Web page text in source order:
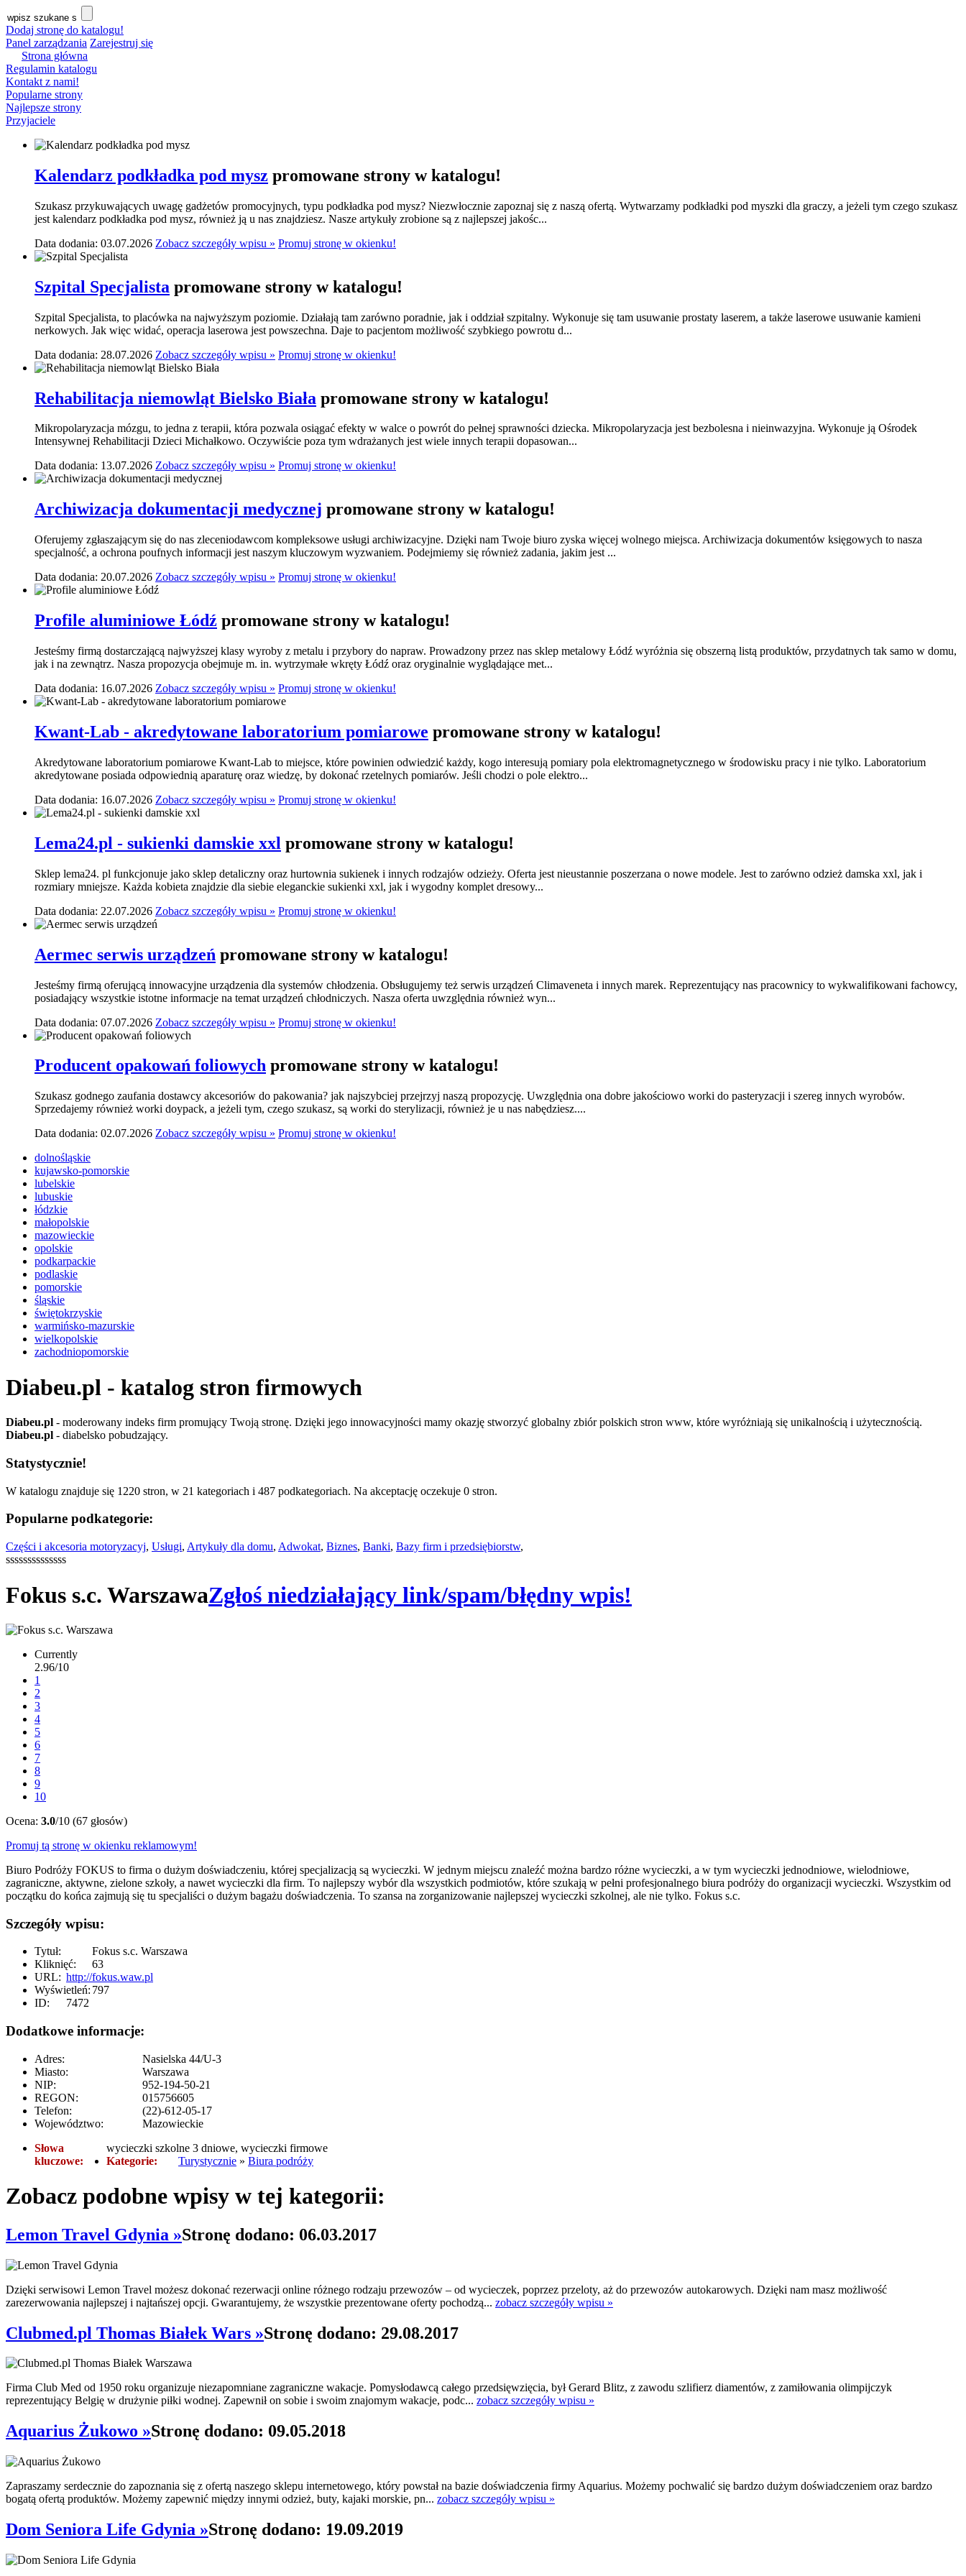
Dodaj stronę do katalogu!
Panel zarządzania Zarejestruj się
Strona główna
Regulamin katalogu
Kontakt z nami!
Popularne strony
Najlepsze strony
Przyjaciele
Kalendarz podkładka pod mysz promowane strony w katalogu!
Szukasz przykuwających uwagę gadżetów promocyjnych, typu podkładka pod mysz? Niezwłocznie zapoznaj się z naszą ofertą. Wytwarzamy podkładki pod myszki dla graczy, a jeżeli tym czego szukasz
jest kalendarz podkładka pod mysz, również ją u nas znajdziesz. Nasze artykuły zrobione są z najlepszej jakośc...
Data dodania: 03.07.2026 Zobacz szczegóły wpisu » Promuj stronę w okienku!
Szpital Specjalista promowane strony w katalogu!
Szpital Specjalista, to placówka na najwyższym poziomie. Działają tam zarówno poradnie, jak i oddział szpitalny. Wykonuje się tam usuwanie prostaty laserem, a także laserowe usuwanie kamieni
nerkowych. Jak więc widać, operacja laserowa jest powszechna. Daje to pacjentom możliwość szybkiego powrotu d...
Data dodania: 28.07.2026 Zobacz szczegóły wpisu » Promuj stronę w okienku!
Rehabilitacja niemowląt Bielsko Biała promowane strony w katalogu!
Mikropolaryzacja mózgu, to jedna z terapii, która pozwala osiągać efekty w walce o powrót do pełnej sprawności dziecka. Mikropolaryzacja jest bezbolesna i nieinwazyjna. Wykonuje ją Ośrodek
Intensywnej Rehabilitacji Dzieci Michałkowo. Oczywiście poza tym wdrażanych jest wiele innych terapii dopasowan...
Data dodania: 13.07.2026 Zobacz szczegóły wpisu » Promuj stronę w okienku!
Archiwizacja dokumentacji medycznej promowane strony w katalogu!
Oferujemy zgłaszającym się do nas zleceniodawcom kompleksowe usługi archiwizacyjne. Dzięki nam Twoje biuro zyska więcej wolnego miejsca. Archiwizacja dokumentów księgowych to nasza
specjalność, a ochrona poufnych informacji jest naszym kluczowym wyzwaniem. Podejmiemy się również zadania, jakim jest ...
Data dodania: 20.07.2026 Zobacz szczegóły wpisu » Promuj stronę w okienku!
Profile aluminiowe Łódź promowane strony w katalogu!
Jesteśmy firmą dostarczającą najwyższej klasy wyroby z metalu i przybory do napraw. Prowadzony przez nas sklep metalowy Łódź wyróżnia się obszerną listą produktów, przydatnych tak samo w domu,
jak i na zewnątrz. Nasza propozycja obejmuje m. in. wytrzymałe wkręty Łódź oraz oryginalnie wyglądające met...
Data dodania: 16.07.2026 Zobacz szczegóły wpisu » Promuj stronę w okienku!
Kwant-Lab - akredytowane laboratorium pomiarowe promowane strony w katalogu!
Akredytowane laboratorium pomiarowe Kwant-Lab to miejsce, które powinien odwiedzić każdy, kogo interesują pomiary pola elektromagnetycznego w środowisku pracy i nie tylko. Laboratorium
akredytowane posiada odpowiednią aparaturę oraz wiedzę, by dokonać rzetelnych pomiarów. Jeśli chodzi o pole elektro...
Data dodania: 16.07.2026 Zobacz szczegóły wpisu » Promuj stronę w okienku!
Lema24.pl - sukienki damskie xxl promowane strony w katalogu!
Sklep lema24. pl funkcjonuje jako sklep detaliczny oraz hurtownia sukienek i innych rodzajów odzieży. Oferta jest nieustannie poszerzana o nowe modele. Jest to zarówno odzież damska xxl, jak i
rozmiary mniejsze. Każda kobieta znajdzie dla siebie eleganckie sukienki xxl, jak i wygodny komplet dresowy...
Data dodania: 22.07.2026 Zobacz szczegóły wpisu » Promuj stronę w okienku!
Aermec serwis urządzeń promowane strony w katalogu!
Jesteśmy firmą oferującą innowacyjne urządzenia dla systemów chłodzenia. Obsługujemy też serwis urządzeń Climaveneta i innych marek. Reprezentujący nas pracownicy to wykwalifikowani fachowcy,
posiadający wszystkie istotne informacje na temat urządzeń chłodniczych. Nasza oferta uwzględnia również wyn...
Data dodania: 07.07.2026 Zobacz szczegóły wpisu » Promuj stronę w okienku!
Producent opakowań foliowych promowane strony w katalogu!
Szukasz godnego zaufania dostawcy akcesoriów do pakowania? jak najszybciej przejrzyj naszą propozycję. Uwzględnia ona dobre jakościowo worki do pasteryzacji i szereg innych wyrobów.
Sprzedajemy również worki doypack, a jeżeli tym, czego szukasz, są worki do sterylizacji, również je u nas nabędziesz....
Data dodania: 02.07.2026 Zobacz szczegóły wpisu » Promuj stronę w okienku!
dolnośląskie
kujawsko-pomorskie
lubelskie
lubuskie
łódzkie
małopolskie
mazowieckie
opolskie
podkarpackie
podlaskie
pomorskie
śląskie
świętokrzyskie
warmińsko-mazurskie
wielkopolskie
zachodniopomorskie
Diabeu.pl - katalog stron firmowych
Diabeu.pl - moderowany indeks firm promujący Twoją stronę. Dzięki jego innowacyjności mamy okazję stworzyć globalny zbiór polskich stron www, które wyróżniają się unikalnością i użytecznością.
Diabeu.pl - diabelsko pobudzający.
Statystycznie!
W katalogu znajduje się 1220 stron, w 21 kategoriach i 487 podkategoriach. Na akceptację oczekuje 0 stron.
Popularne podkategorie:
Części i akcesoria motoryzacyj, Usługi, Artykuły dla domu, Adwokat, Biznes, Banki, Bazy firm i przedsiębiorstw,
ssssssssssssss
Fokus s.c. WarszawaZgłoś niedziałający link/spam/błędny wpis!
Currently
2.96/10
1
2
3
4
5
6
7
8
9
10
Ocena: 3.0/10 (67 głosów)
Promuj tą stronę w okienku reklamowym!
Biuro Podróży FOKUS to firma o dużym doświadczeniu, której specjalizacją są wycieczki. W jednym miejscu znaleźć można bardzo różne wycieczki, a w tym wycieczki jednodniowe, wielodniowe,
zagraniczne, aktywne, zielone szkoły, a nawet wycieczki dla firm. To najlepszy wybór dla wszystkich podmiotów, które szukają w pełni profesjonalnego biura podróży do organizacji wycieczki. Wszystkim od
początku do końca zajmują się tu specjaliści o dużym bagażu doświadczenia. To szansa na zorganizowanie najlepszej wycieczki szkolnej, ale nie tylko. Fokus s.c.
Szczegóły wpisu:
Tytuł:
Fokus s.c. Warszawa
Kliknięć:
63
URL: http://fokus.waw.pl
Wyświetleń: 797
ID:
7472
Dodatkowe informacje:
Adres:
Nasielska 44/U-3
Miasto:
Warszawa
NIP:
952-194-50-21
REGON:
015756605
Telefon:
(22)-612-05-17
Województwo:
Mazowieckie
Słowa
kluczowe:
wycieczki szkolne 3 dniowe, wycieczki firmowe
Kategorie:
Turystycznie » Biura podróży
Zobacz podobne wpisy w tej kategorii:
Lemon Travel Gdynia »Stronę dodano: 06.03.2017
Dzięki serwisowi Lemon Travel możesz dokonać rezerwacji online różnego rodzaju przewozów – od wycieczek, poprzez przeloty, aż do przewozów autokarowych. Dzięki nam masz możliwość
zarezerwowania najlepszej i najtańszej opcji. Gwarantujemy, że wszystkie prezentowane oferty pochodzą... zobacz szczegóły wpisu »
Clubmed.pl Thomas Białek Wars »Stronę dodano: 29.08.2017
Firma Club Med od 1950 roku organizuje niezapomniane zagraniczne wakacje. Pomysłodawcą całego przedsięwzięcia, był Gerard Blitz, z zawodu szlifierz diamentów, z zamiłowania olimpijczyk
reprezentujący Belgię w drużynie piłki wodnej. Zapewnił on sobie i swoim znajomym wakacje, podc... zobacz szczegóły wpisu »
Aquarius Żukowo »Stronę dodano: 09.05.2018
Zapraszamy serdecznie do zapoznania się z ofertą naszego sklepu internetowego, który powstał na bazie doświadczenia firmy Aquarius. Możemy pochwalić się bardzo dużym doświadczeniem oraz bardzo
bogatą ofertą produktów. Możemy zapewnić między innymi odzież, buty, kajaki morskie, pn... zobacz szczegóły wpisu »
Dom Seniora Life Gdynia »Stronę dodano: 19.09.2019